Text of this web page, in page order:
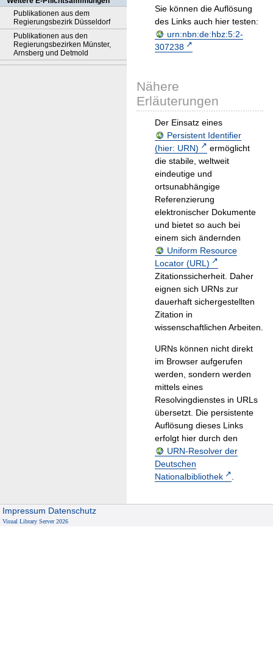
Publikationen aus dem
Regierungsbezirk Düsseldorf
Publikationen aus den
Regierungsbezirken Münster,
Arnsberg und Detmold
Sie können die Auflösung
des Links auch hier testen:
urn:nbn:de:hbz:5:2-
307238
Nähere
Erläuterungen
Der Einsatz eines
Persistent Identifier
(hier: URN)
ermöglicht
die stabile, weltweit
eindeutige und
ortsunabhängige
Referenzierung
elektronischer Dokumente
und bietet so auch bei
einem sich ändernden
Uniform Resource
Locator (URL)
Zitationssicherheit. Daher
eignen sich URNs zur
dauerhaft sichergestellten
Zitation in
wissenschaftlichen Arbeiten.
URNs können nicht direkt
im Browser aufgerufen
werden, sondern werden
mittels eines
Resolvingdienstes in URLs
übersetzt. Die persistente
Auflösung dieses Links
erfolgt hier durch den
URN-Resolver der
Deutschen
Nationalbibliothek
.
Impressum Datenschutz
Visual Library Server 2026